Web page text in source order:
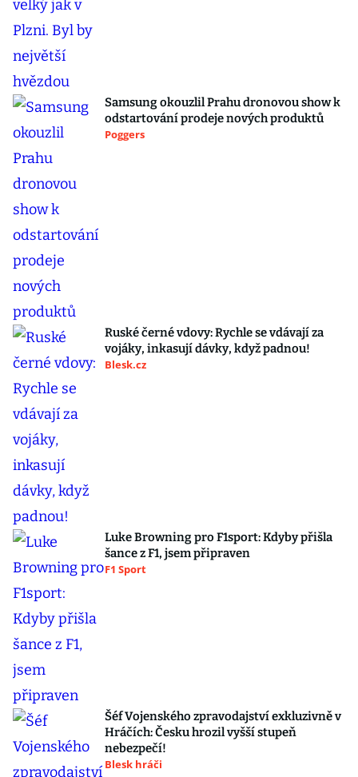
Samsung okouzlil Prahu dronovou show k
odstartování prodeje nových produktů
Poggers
Ruské černé vdovy: Rychle se vdávají za
vojáky, inkasují dávky, když padnou!
Blesk.cz
Luke Browning pro F1sport: Kdyby přišla
šance z F1, jsem připraven
F1 Sport
Šéf Vojenského zpravodajství exkluzivně v
Hráčích: Česku hrozil vyšší stupeň
nebezpečí!
Blesk hráči